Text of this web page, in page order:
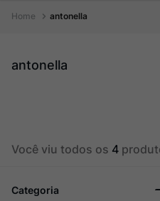
antonella
antonella
Você viu todos os 4
Categoria
1º Maçanita
3
7º Pacalet